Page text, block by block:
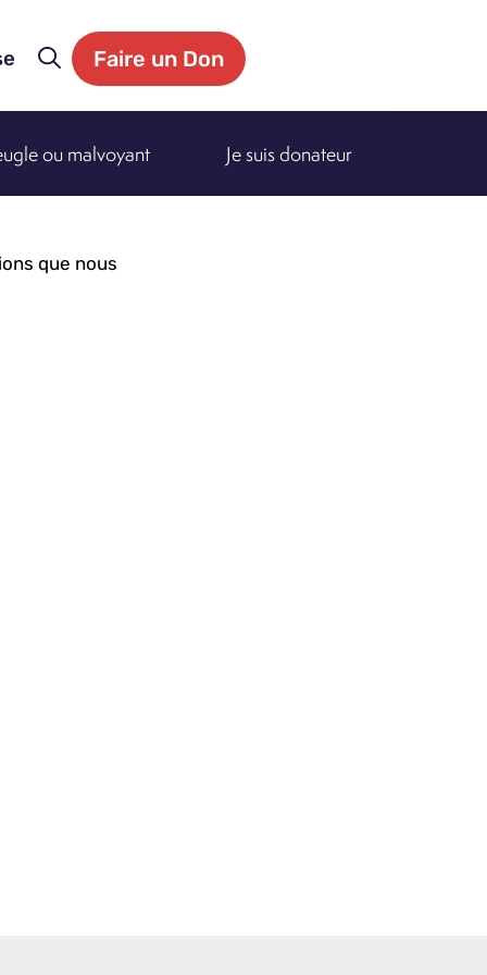
Faire un Don
ou malvoyant Je suis donateur
que nous